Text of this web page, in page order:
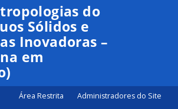
do
Sólidos e
Inovadoras –
em
Área Restrita Administradores do Site